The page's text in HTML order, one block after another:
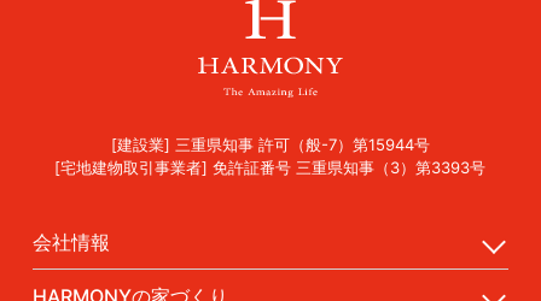
[建設業] 三重県知事 許可（般-7）第15944号
[宅地建物取引事業者] 免許証番号 三重県知事（3）第3393号
会社情報